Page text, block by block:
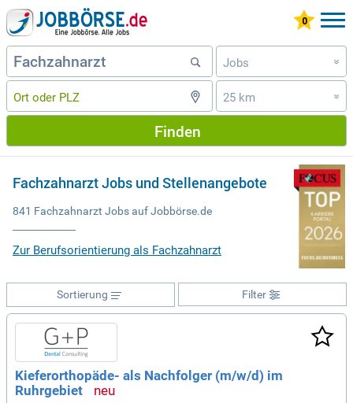
Jobs »
25 km »
Finden
Fachzahnarzt Jobs und Stellenangebote
841 Fachzahnarzt Jobs auf Jobbörse.de
Zur Berufsorientierung als Fachzahnarzt
Filter
Sortierung
Kieferorthopäde- als Nachfolger (m/w/d) im
Ruhrgebiet